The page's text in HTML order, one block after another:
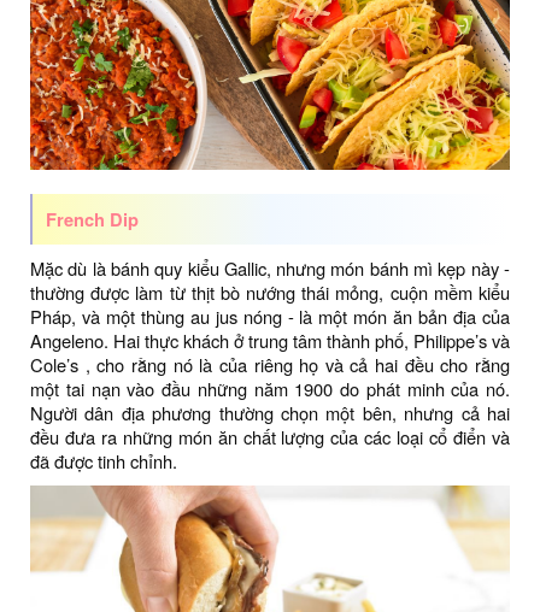
French Dip
Mặc dù là bánh quy kiểu Gallic, nhưng món bánh mì kẹp này -
thường được làm từ thịt bò nướng thái mỏng, cuộn mềm kiểu
Pháp, và một thùng au jus nóng - là một món ăn bản địa của
Angeleno. Hai thực khách ở trung tâm thành phố, Philippe’s và
Cole’s , cho rằng nó là của riêng họ và cả hai đều cho rằng
một tai nạn vào đầu những năm 1900 do phát minh của nó.
Người dân địa phương thường chọn một bên, nhưng cả hai
đều đưa ra những món ăn chất lượng của các loại cổ điển và
đã được tinh chỉnh.